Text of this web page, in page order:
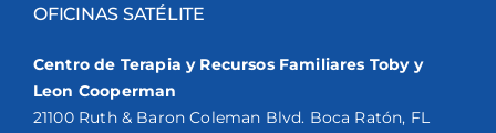
OFICINAS SATÉLITE
Centro de Terapia y Recursos Familiares Toby y
Leon Cooperman
21100 Ruth & Baron Coleman Blvd. Boca Ratón, FL